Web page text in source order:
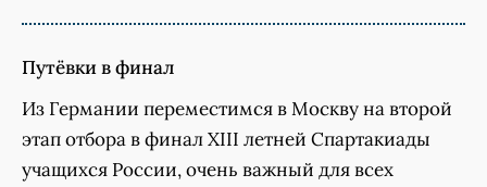
Путёвки в финал
Из Германии переместимся в Москву на второй
этап отбора в финал XIII летней Спартакиады
учащихся России, очень важный для всех